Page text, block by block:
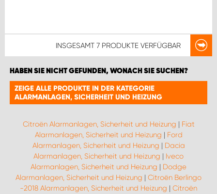
INSGESAMT 7 PRODUKTE VERFÜGBAR
HABEN SIE NICHT GEFUNDEN, WONACH SIE SUCHEN?
ZEIGE ALLE PRODUKTE IN DER KATEGORIE
ALARMANLAGEN, SICHERHEIT UND HEIZUNG
Citroën Alarmanlagen, Sicherheit und Heizung | Fiat
Alarmanlagen, Sicherheit und Heizung | Ford
Alarmanlagen, Sicherheit und Heizung | Dacia
Alarmanlagen, Sicherheit und Heizung | Iveco
Alarmanlagen, Sicherheit und Heizung | Dodge
Alarmanlagen, Sicherheit und Heizung | Citroën Berlingo
-2018 Alarmanlagen, Sicherheit und Heizung | Citroën